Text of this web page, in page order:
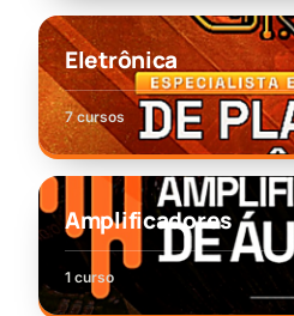
Eletrônica
7 cursos
Amplificadores
1 curso